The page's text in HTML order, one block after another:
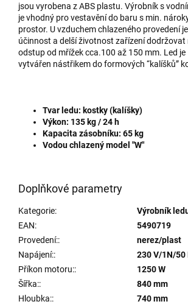
jsou vyrobena z ABS plastu. Výrobník s
je vhodný pro vestavění do baru s min.
prostor. U vzduchem chlazeného provedení
účinnost a delší životnost zařízení dodržovat
odstup od mřížek cca.100 až 150 mm. Led je
vytvářen nástřikem do formových “kalíšků”
Tvar ledu: kostky (kalíšky)
Výkon: 135 kg / 24 h
Kapacita zásobníku: 65 kg
Vodou chlazený model "W"
Doplňkové parametry
Kategorie:
Výrobník
EAN:
5490719
Provedení::
nerez/plast
Napájení::
230 V/1N/50
Příkon motoru::
1250 W
Šířka::
840 mm
Hloubka::
740 mm